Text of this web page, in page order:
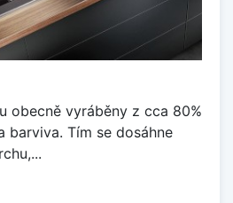
obecně vyráběny z cca 80%
barviva. Tím se dosáhne